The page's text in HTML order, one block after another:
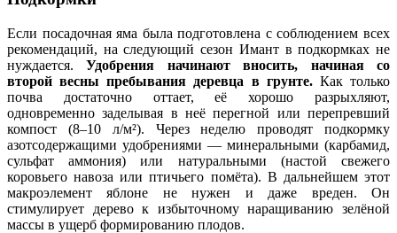
Если посадочная яма была подготовлена с соблюдением всех
рекомендаций, на следующий сезон Имант в подкормках не
нуждается.Удобрения начинают вносить, начиная со
второй весны пребывания деревца в грунте.Как только
почва достаточно оттает, её хорошо разрыхляют,
одновременно заделывая в неё перегной или перепревший
компост (8–10 л/м²). Через неделю проводят подкормку
азотсодержащими удобрениями — минеральными (карбамид,
сульфат аммония) или натуральными (настой свежего
коровьего навоза или птичьего помёта). В дальнейшем этот
макроэлемент яблоне не нужен и даже вреден. Он
стимулирует дерево к избыточному наращиванию зелёной
массы в ущерб формированию плодов.